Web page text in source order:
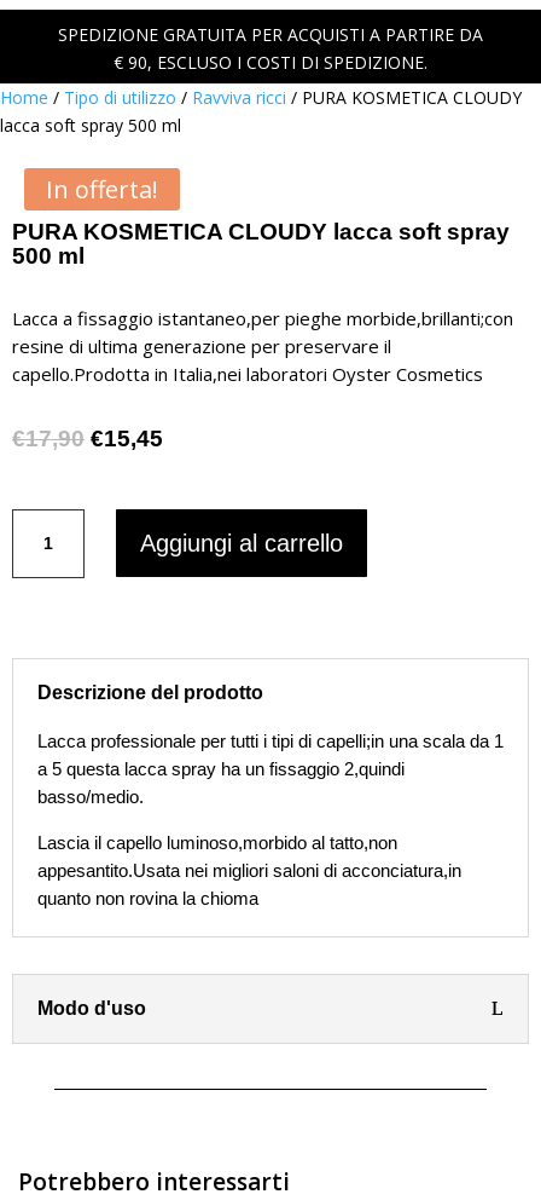
SPEDIZIONE GRATUITA PER ACQUISTI A PARTIRE DA
€ 90, ESCLUSO I COSTI DI SPEDIZIONE.
Home / Tipo di utilizzo / Ravviva ricci / PURA KOSMETICA CLOUDY
lacca soft spray 500 ml
In offerta!
PURA KOSMETICA CLOUDY lacca soft spray
500 ml
Lacca a fissaggio istantaneo,per pieghe morbide,brillanti;con
resine di ultima generazione per preservare il
capello.Prodotta in Italia,nei laboratori Oyster Cosmetics
€17,90 Il
€17,90.
€15,45
€15,45.
KOSMETICA
CLOUDY
spray
500
quantità
Aggiungi al carrello
Descrizione del prodotto
Lacca professionale per tutti i tipi di capelli;in una scala da 1
a 5 questa lacca spray ha un fissaggio 2,quindi
basso/medio.
Lascia il capello luminoso,morbido al tatto,non
appesantito.Usata nei migliori saloni di acconciatura,in
quanto non rovina la chioma
Modo d'uso
Potrebbero interessarti